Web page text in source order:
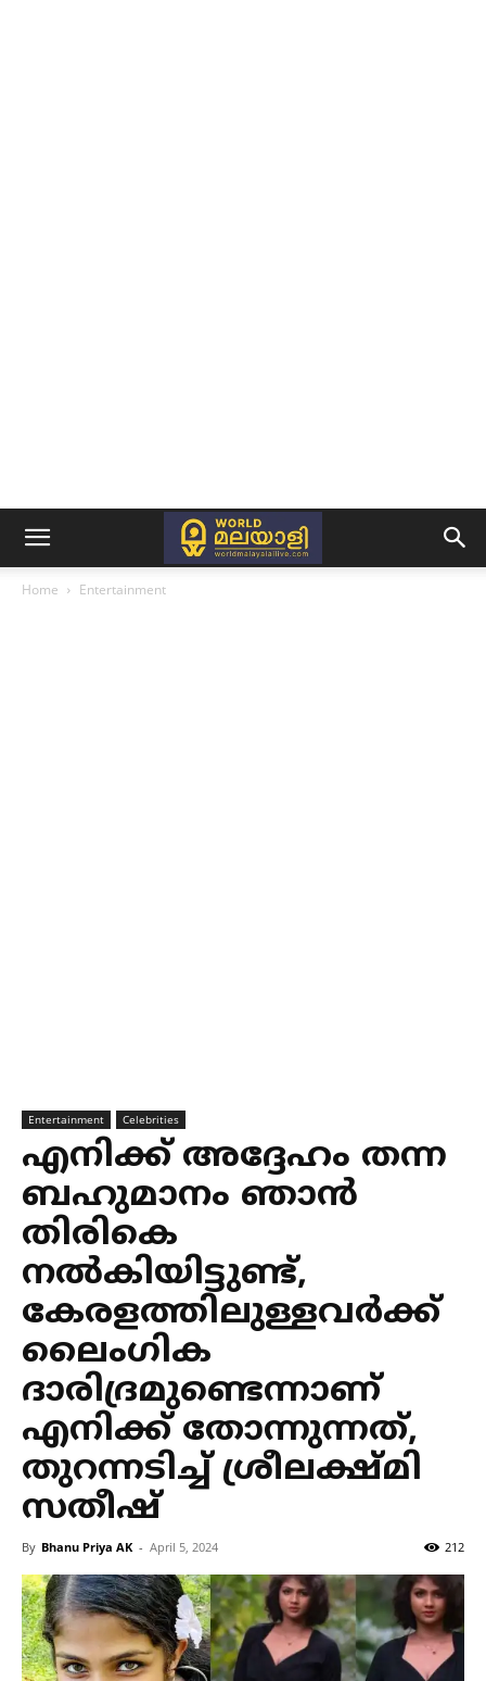
Home Entertainment
Entertainment Celebrities
എനിക്ക് അദ്ദേഹം തന്ന
ബഹുമാനം ഞാന്‍
തിരികെ
നല്‍കിയിട്ടുണ്ട്,
കേരളത്തിലുള്ളവര്‍ക്ക്
ലൈംഗിക
ദാരിദ്രമുണ്ടെന്നാണ്
എനിക്ക് തോന്നുന്നത്,
തുറന്നടിച്ച് ശ്രീലക്ഷ്മി
സതീഷ്
By Bhanu Priya AK - April 5, 2024 212